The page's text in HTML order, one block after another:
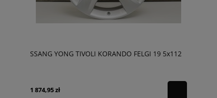
SSANG YONG TIVOLI KORANDO FELGI 19 5x112
1 874,95 zł